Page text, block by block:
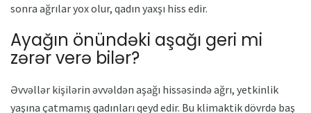
sonra ağrılar yox olur, qadın yaxşı hiss edir.
Ayağın önündəki aşağı geri mi
zərər verə bilər?
Əvvəllər kişilərin əvvəldən aşağı hissəsində ağrı, yetkinlik
yaşına çatmamış qadınları qeyd edir. Bu klimaktik dövrdə baş